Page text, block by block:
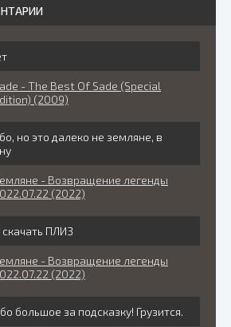
- The Best Of Sade (Special
(2009)
но это далеко не земляне, в
- Возвращение легенды
(2022)
скачать ПЛИЗ
- Возвращение легенды
(2022)
большое за подсказку! Грузится.